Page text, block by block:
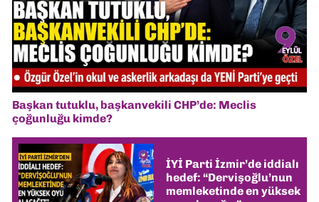
Başkan tutuklu, başkanvekili CHP’de: Meclis
çoğunluğu kimde?
İYİ Parti İzmir’de iddialı
hedef: “Dervişoğlu’nun
memleketinde en yüksek